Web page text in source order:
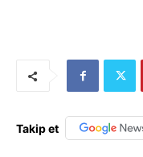
Takip et